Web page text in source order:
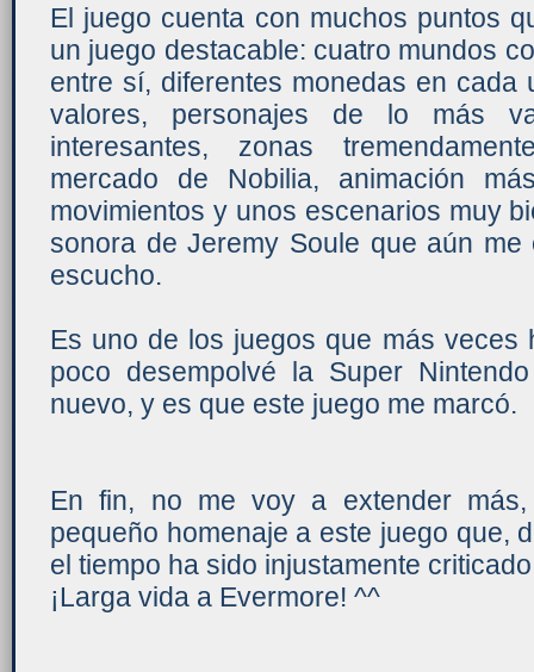
El juego cuenta con muchos puntos
un juego destacable: cuatro mundos
entre sí, diferentes monedas en cada
valores, personajes de lo más
interesantes, zonas
mercado de Nobilia, animación
movimientos y unos escenarios muy
sonora de Jeremy Soule que aún
escucho.
Es uno de los juegos que más veces
poco desempolvé la Super
nuevo, y es que este juego me marcó.
En fin, no me voy a extender
pequeño homenaje a este juego que,
el tiempo ha sido injustamente
¡Larga vida a Evermore! ^^